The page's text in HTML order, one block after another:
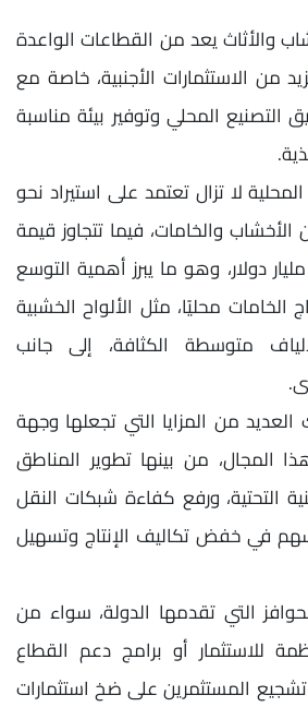
والأثاث يعد من القطاعات الواعدة
من الاستثمارات الأجنبية، خاصة مع
التصنيع المحلي وتوفير بيئة مناسبة
لا تزال تعتمد على استيراد نحو
الأخشاب والخامات، فيما تتجاوز قيمة
الواردات السنوية 1.5 مليار دولار، وهو ما يبرز أهمية التوسع
الخامات محليًا، مثل الألواح الخشبية
متوسطة الكثافة، إلى جانب
من المزايا التي تجعلها وجهة
المجال، من بينها تطوير المناطق
التحتية، ورفع كفاءة شبكات النقل
في خفض تكاليف الإنتاج وتسهيل
التي تقدمها الدولة، سواء من
للاستثمار أو برامج دعم القطاع
المستثمرين على ضخ استثمارات